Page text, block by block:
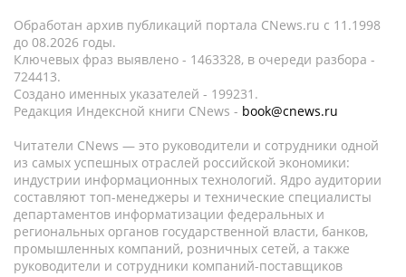
Обработан архив публикаций портала CNews.ru c 11.1998
до 08.2026 годы.
Ключевых фраз выявлено - 1463328, в очереди разбора -
724413.
Создано именных указателей - 199231.
Редакция Индексной книги CNews - book@cnews.ru
Читатели CNews — это руководители и сотрудники одной
из самых успешных отраслей российской экономики:
индустрии информационных технологий. Ядро аудитории
составляют топ-менеджеры и технические специалисты
департаментов информатизации федеральных и
региональных органов государственной власти, банков,
промышленных компаний, розничных сетей, а также
руководители и сотрудники компаний-поставщиков